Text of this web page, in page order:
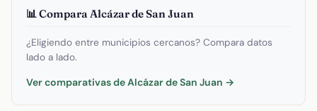
📊 Compara Alcázar de San Juan
¿Eligiendo entre municipios cercanos? Compara datos
lado a lado.
Ver comparativas de Alcázar de San Juan →